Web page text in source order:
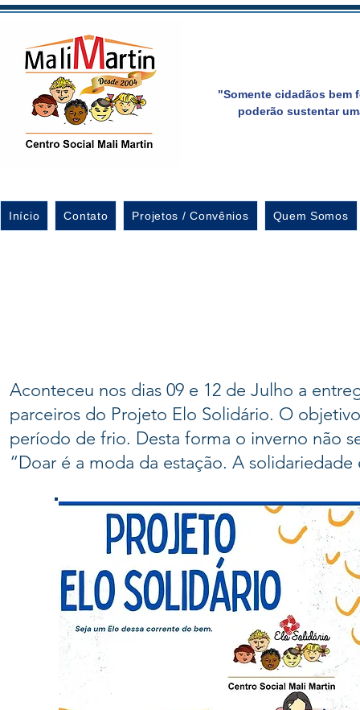
"Somente cidadãos bem
poderão sustentar
Início Contato Projetos / Convênios Quem Somos
Aconteceu nos dias 09 e 12 de Julho a
parceiros do Projeto Elo Solidário. O
período de frio. Desta forma o inverno não
“Doar é a moda da estação. A